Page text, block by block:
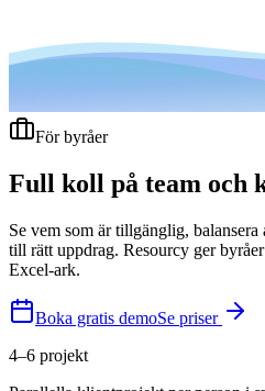
För byråer
Full koll på team och
Se vem som är tillgänglig, balansera
till rätt uppdrag. Resourcy ger
Excel-ark.
Boka gratis demoSe priser
4–6 projekt